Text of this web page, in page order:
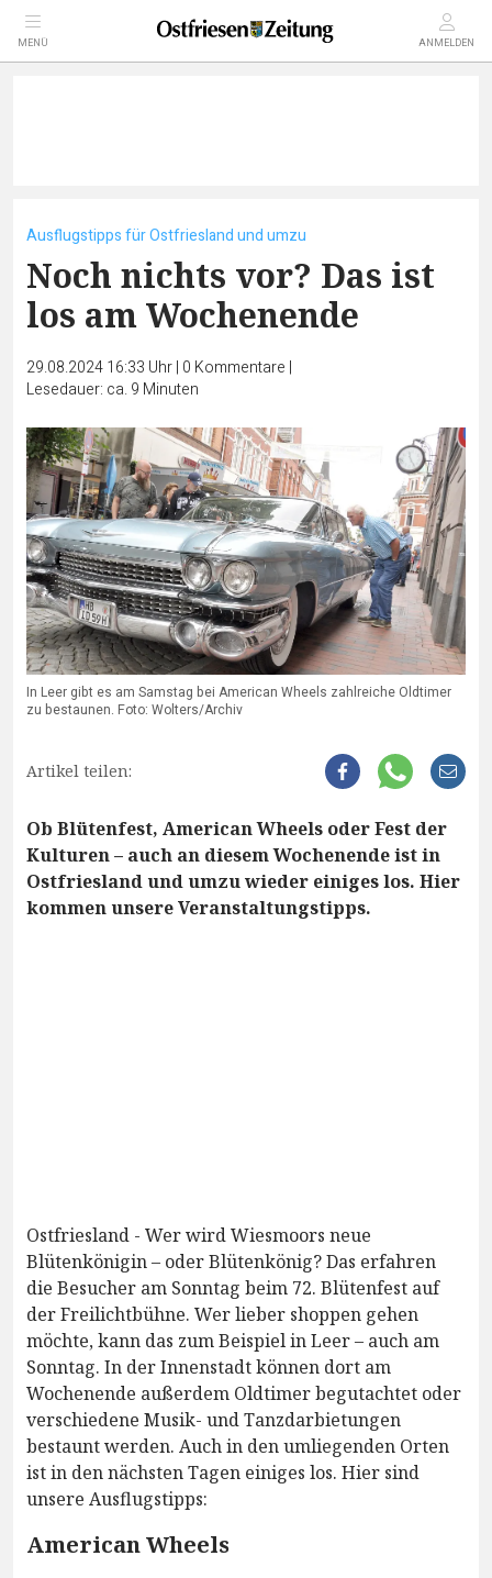
MENÜ ANMELDEN
Ausflugstipps für Ostfriesland und umzu
Noch nichts vor? Das ist
los am Wochenende
29.08.2024 16:33 Uhr| 0 Kommentare |
Lesedauer: ca. 9 Minuten
In Leer gibt es am Samstag bei American Wheels zahlreiche Oldtimer
zu bestaunen. Foto: Wolters/Archiv
Artikel teilen:
Ob Blütenfest, American Wheels oder Fest der
Kulturen – auch an diesem Wochenende ist in
Ostfriesland und umzu wieder einiges los. Hier
kommen unsere Veranstaltungstipps.
Ostfriesland - Wer wird Wiesmoors neue
Blütenkönigin – oder Blütenkönig? Das erfahren
die Besucher am Sonntag beim 72. Blütenfest auf
der Freilichtbühne. Wer lieber shoppen gehen
möchte, kann das zum Beispiel in Leer – auch am
Sonntag. In der Innenstadt können dort am
Wochenende außerdem Oldtimer begutachtet oder
verschiedene Musik- und Tanzdarbietungen
bestaunt werden. Auch in den umliegenden Orten
ist in den nächsten Tagen einiges los. Hier sind
unsere Ausflugstipps:
American Wheels